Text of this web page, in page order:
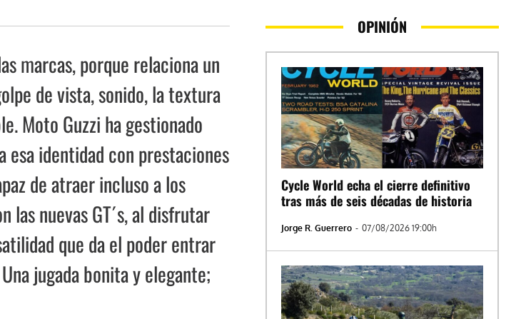
marcas, porque relaciona un
de vista, sonido, la textura
Moto Guzzi ha gestionado
esa identidad con prestaciones
de atraer incluso a los
nuevas GT´s, al disfrutar
que da el poder entrar
jugada bonita y elegante;
OPINIÓN
Cycle World echa el cierre definitivo
tras más de seis décadas de historia
Jorge R. Guerrero - 07/08/2026 19:00h